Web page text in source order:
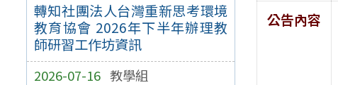
轉知社團法人台灣重新思考環境
教育協會 2026年下半年辦理教
師研習工作坊資訊
2026-07-16 教學組
公告內容